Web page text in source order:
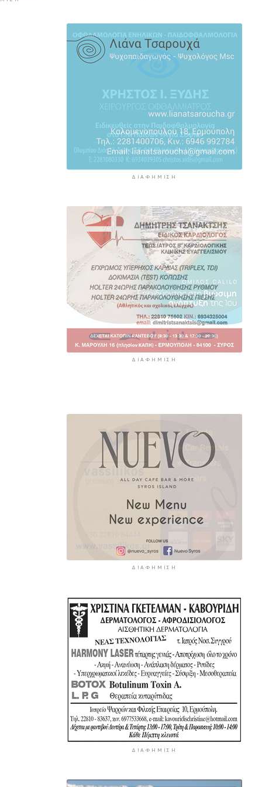
Πυρκαγιές: Τι πρέπει να κάνουν οι
ταξιδιώτες που έχουν
πληγείσες περιοχές
4 ώρες 39 λεπτά πρίν
Μειωμένη Σύνταξη: Όλα όσα
πρέπει να γνωρίζετε
5 ώρες 15 λεπτά πρίν
ΔΙΑΦΉΜΙΣΗ
ΔΙΑΦΉΜΙΣΗ
ΔΙΑΦΉΜΙΣΗ
ΔΙΑΦΉΜΙΣΗ